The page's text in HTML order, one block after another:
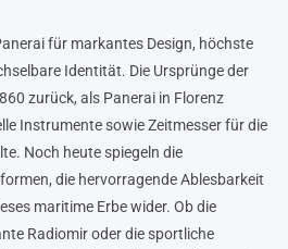
für markantes Design, höchste
Identität. Die Ursprünge der
zurück, als Panerai in Florenz
Instrumente sowie Zeitmesser für die
Noch heute spiegeln die
die hervorragende Ablesbarkeit
maritime Erbe wider. Ob die
Radiomir oder die sportliche